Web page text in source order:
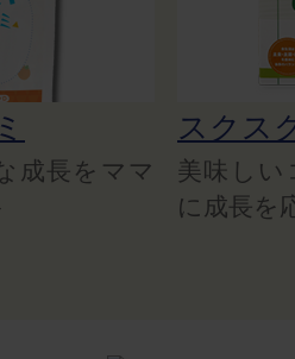
成長をママ
スクス
美味しい
に成長を